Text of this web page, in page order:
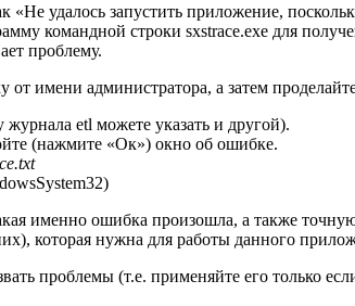
удалось запустить приложение,
командной строки sxstrace.exe для
проблему.
от имени администратора, а затем
журнала etl можете указать и другой).
(нажмите «Ок») окно об ошибке.
именно ошибка произошла, а также
которая нужна для работы данного
проблемы (т.е. применяйте его только